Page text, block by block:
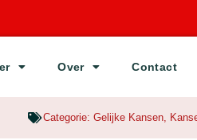
Over Contact
Categorie: Gelijke Kansen,